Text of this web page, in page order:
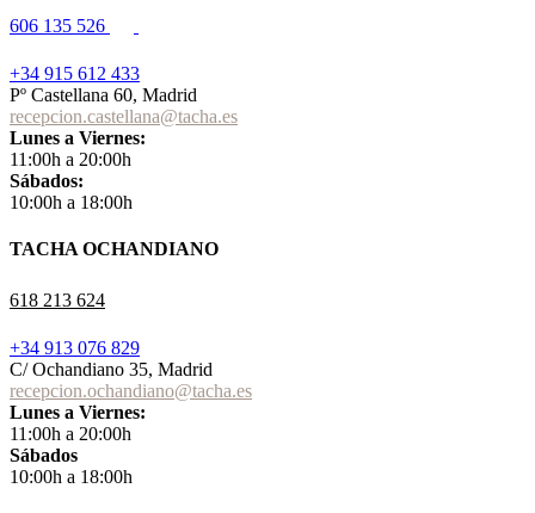
606 135 526
+34 915 612 433
Pº Castellana 60, Madrid
recepcion.castellana@tacha.es
Lunes a Viernes:
11:00h a 20:00h
Sábados:
10:00h a 18:00h
TACHA OCHANDIANO
618 213 624
+34 913 076 829
C/ Ochandiano 35, Madrid
recepcion.ochandiano@tacha.es
Lunes a Viernes:
11:00h a 20:00h
Sábados
10:00h a 18:00h